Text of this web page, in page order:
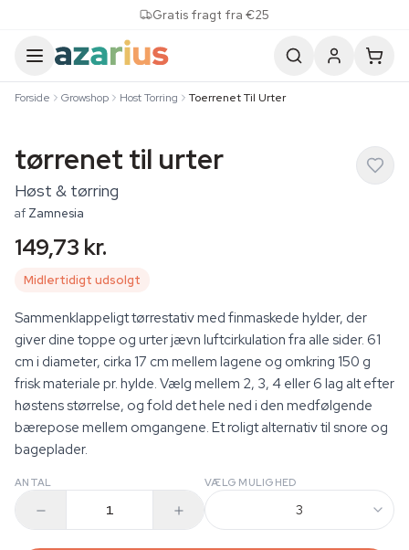
Gratis fragt fra €25
Forside Growshop Host Torring Toerrenet Til Urter
tørrenet til urter
Høst & tørring
af Zamnesia
149,73 kr.
Midlertidigt udsolgt
Sammenklappeligt tørrestativ med finmaskede hylder, der
giver dine toppe og urter jævn luftcirkulation fra alle sider. 61
cm i diameter, cirka 17 cm mellem lagene og omkring 150 g
frisk materiale pr. hylde. Vælg mellem 2, 3, 4 eller 6 lag alt efter
høstens størrelse, og fold det hele ned i den medfølgende
bærepose mellem omgangene. Et roligt alternativ til snore og
bageplader.
ANTAL VÆLG MULIGHED
3